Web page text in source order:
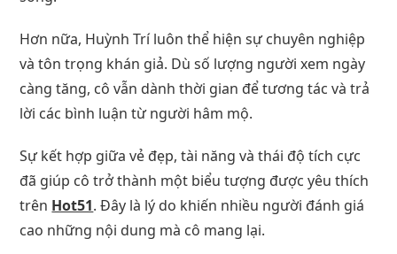
Hơn nữa, Huỳnh Trí luôn thể hiện sự chuyên nghiệp
và tôn trọng khán giả. Dù số lượng người xem ngày
càng tăng, cô vẫn dành thời gian để tương tác và trả
lời các bình luận từ người hâm mộ.
Sự kết hợp giữa vẻ đẹp, tài năng và thái độ tích cực
đã giúp cô trở thành một biểu tượng được yêu thích
trên Hot51. Đây là lý do khiến nhiều người đánh giá
cao những nội dung mà cô mang lại.